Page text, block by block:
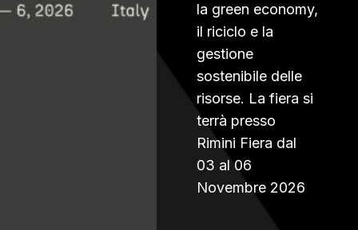
la green economy,
il riciclo e la
gestione
sostenibile delle
risorse. La fiera si
terrà presso
Rimini Fiera dal
03 al 06
Novembre 2026